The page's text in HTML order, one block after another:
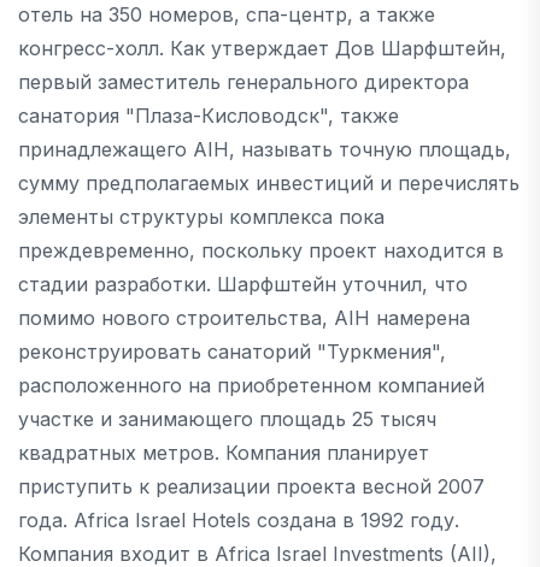
отель на 350 номеров, спа-центр, а также
конгресс-холл. Как утверждает Дов Шарфштейн,
первый заместитель генерального директора
санатория "Плаза-Кисловодск", также
принадлежащего AIH, называть точную площадь,
сумму предполагаемых инвестиций и перечислять
элементы структуры комплекса пока
преждевременно, поскольку проект находится в
стадии разработки. Шарфштейн уточнил, что
помимо нового строительства, AIH намерена
реконструировать санаторий "Туркмения",
расположенного на приобретенном компанией
участке и занимающего площадь 25 тысяч
квадратных метров. Компания планирует
приступить к реализации проекта весной 2007
года. Africa Israel Hotels создана в 1992 году.
Компания входит в Africa Israel Investments (AII),